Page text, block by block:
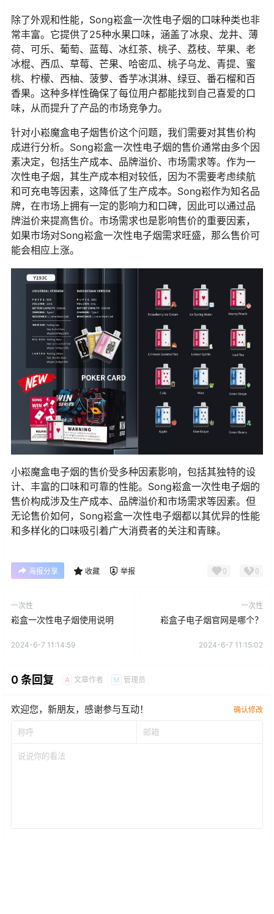
除了外观和性能，Song崧盒一次性电子烟的口味种类也非
常丰富。它提供了25种水果口味，涵盖了冰泉、龙井、薄
荷、可乐、葡萄、蓝莓、冰红茶、桃子、荔枝、苹果、老
冰棍、西瓜、草莓、芒果、哈密瓜、桃子乌龙、青提、蜜
桃、柠檬、西柚、菠萝、香芋冰淇淋、绿豆、番石榴和百
香果。这种多样性确保了每位用户都能找到自己喜爱的口
味，从而提升了产品的市场竞争力。
针对小崧魔盒电子烟售价这个问题，我们需要对其售价构
成进行分析。Song崧盒一次性电子烟的售价通常由多个因
素决定，包括生产成本、品牌溢价、市场需求等。作为一
次性电子烟，其生产成本相对较低，因为不需要考虑续航
和可充电等因素，这降低了生产成本。Song崧作为知名品
牌，在市场上拥有一定的影响力和口碑，因此可以通过品
牌溢价来提高售价。市场需求也是影响售价的重要因素，
如果市场对Song崧盒一次性电子烟需求旺盛，那么售价可
能会相应上涨。
小崧魔盒电子烟的售价受多种因素影响，包括其独特的设
计、丰富的口味和可靠的性能。Song崧盒一次性电子烟的
售价构成涉及生产成本、品牌溢价和市场需求等因素。但
无论售价如何，Song崧盒一次性电子烟都以其优异的性能
和多样化的口味吸引着广大消费者的关注和青睐。
海报分享 收藏 举报 0 0
一次性
崧盒一次性电子烟使用说明
2024-6-7 11:14:59
一次性
崧盒子电子烟官网是哪个？
2024-6-7 11:15:02
0 条回复 A 文章作者 M 管理员
欢迎您，新朋友，感谢参与互动！ 确认修改